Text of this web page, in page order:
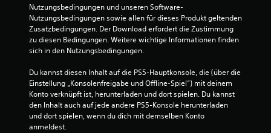
1
B
e
w
Nutzungsbedingungen und unseren Software-
Nutzungsbedingungen sowie allen für dieses Produkt geltenden
Zusatzbedingungen. Der Download erfordert die Zustimmung
zu diesen Bedingungen. Weitere wichtige Informationen finden
sich in den Nutzungsbedingungen.
Du kannst diesen Inhalt auf die PS5-Hauptkonsole, die (über die
Einstellung „Konsolenfreigabe und Offline-Spiel“) mit deinem
Konto verknüpft ist, herunterladen und dort spielen. Du kannst
den Inhalt auch auf jede andere PS5-Konsole herunterladen
und dort spielen, wenn du dich mit demselben Konto
anmeldest.